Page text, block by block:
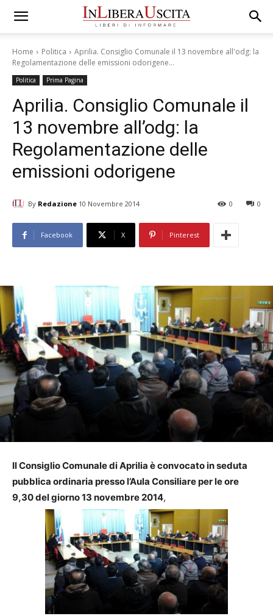
Home Politica
Aprilia. Consiglio Comunale il 13 novembre all'odg: la
Regolamentazione delle emissioni odorigene...
Politica Prima Pagina
Aprilia. Consiglio Comunale il
13 novembre all’odg: la
Regolamentazione delle
emissioni odorigene
By Redazione 10 Novembre 2014 0
0
Facebook X Pinterest
Il Consiglio Comunale di Aprilia è convocato in seduta
pubblica ordinaria presso l’Aula Consiliare per le ore
9,30 del giorno 13 novembre 2014,